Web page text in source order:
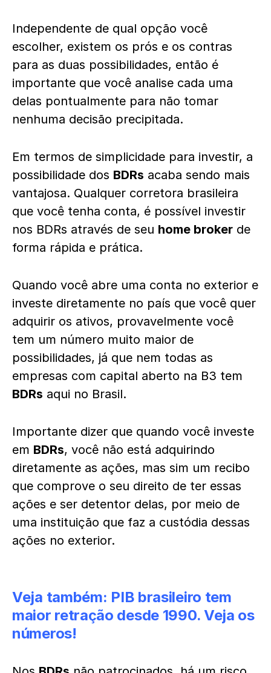
Independente de qual opção você
escolher, existem os prós e os contras
para as duas possibilidades, então é
importante que você analise cada uma
delas pontualmente para não tomar
nenhuma decisão precipitada.
Em termos de simplicidade para investir, a
possibilidade dos BDRs acaba sendo mais
vantajosa. Qualquer corretora brasileira
que você tenha conta, é possível investir
nos BDRs através de seu home broker de
forma rápida e prática.
Quando você abre uma conta no exterior e
investe diretamente no país que você quer
adquirir os ativos, provavelmente você
tem um número muito maior de
possibilidades, já que nem todas as
empresas com capital aberto na B3 tem
BDRs aqui no Brasil.
Importante dizer que quando você investe
em BDRs, você não está adquirindo
diretamente as ações, mas sim um recibo
que comprove o seu direito de ter essas
ações e ser detentor delas, por meio de
uma instituição que faz a custódia dessas
ações no exterior.
Veja também: PIB brasileiro tem
maior retração desde 1990. Veja os
números!